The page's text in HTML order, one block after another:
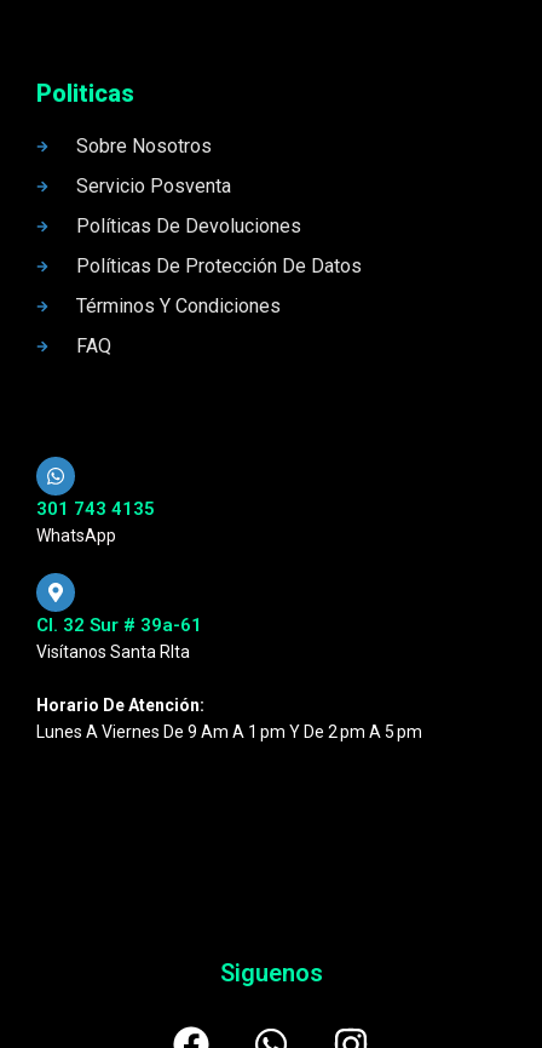
Politicas
Sobre Nosotros
Servicio Posventa
Políticas De Devoluciones
Políticas De Protección De Datos
Términos Y Condiciones
FAQ
301 743 4135
WhatsApp
Cl. 32 Sur # 39a-61
Visítanos Santa RIta
Horario De Atención:
Lunes A Viernes De 9 Am A 1 Pm Y De 2 Pm A 5 Pm
Siguenos